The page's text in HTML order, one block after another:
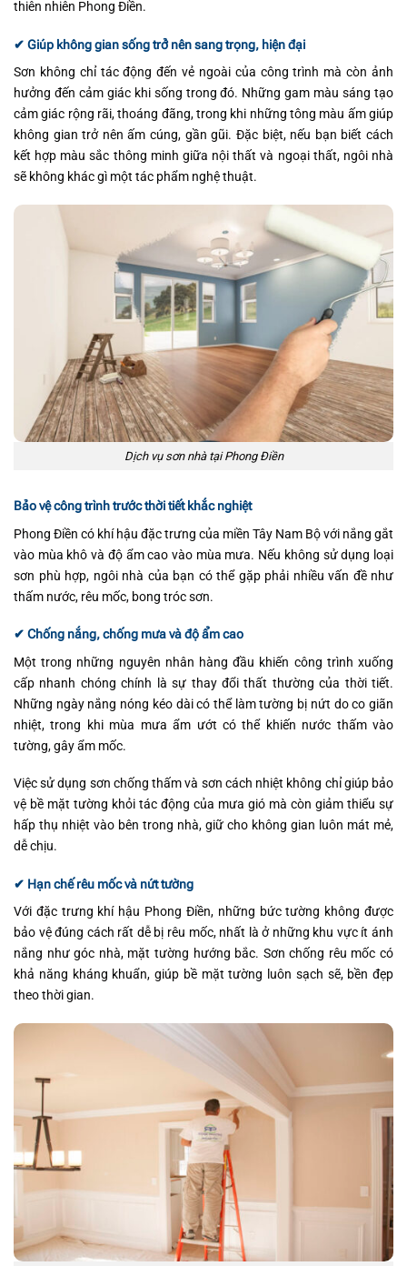
thiên nhiên Phong Điền.
✔ Giúp không gian sống trở nên sang trọng, hiện đại
Sơn không chỉ tác động đến vẻ ngoài của công trình mà còn ảnh
hưởng đến cảm giác khi sống trong đó. Những gam màu sáng tạo
cảm giác rộng rãi, thoáng đãng, trong khi những tông màu ấm giúp
không gian trở nên ấm cúng, gần gũi. Đặc biệt, nếu bạn biết cách
kết hợp màu sắc thông minh giữa nội thất và ngoại thất, ngôi nhà
sẽ không khác gì một tác phẩm nghệ thuật.
Dịch vụ sơn nhà tại Phong Điền
Bảo vệ công trình trước thời tiết khắc nghiệt
Phong Điền có khí hậu đặc trưng của miền Tây Nam Bộ với nắng gắt
vào mùa khô và độ ẩm cao vào mùa mưa. Nếu không sử dụng loại
sơn phù hợp, ngôi nhà của bạn có thể gặp phải nhiều vấn đề như
thấm nước, rêu mốc, bong tróc sơn.
✔ Chống nắng, chống mưa và độ ẩm cao
Một trong những nguyên nhân hàng đầu khiến công trình xuống
cấp nhanh chóng chính là sự thay đổi thất thường của thời tiết.
Những ngày nắng nóng kéo dài có thể làm tường bị nứt do co giãn
nhiệt, trong khi mùa mưa ẩm ướt có thể khiến nước thấm vào
tường, gây ẩm mốc.
Việc sử dụng sơn chống thấm và sơn cách nhiệt không chỉ giúp bảo
vệ bề mặt tường khỏi tác động của mưa gió mà còn giảm thiểu sự
hấp thụ nhiệt vào bên trong nhà, giữ cho không gian luôn mát mẻ,
dễ chịu.
✔ Hạn chế rêu mốc và nứt tường
Với đặc trưng khí hậu Phong Điền, những bức tường không được
bảo vệ đúng cách rất dễ bị rêu mốc, nhất là ở những khu vực ít ánh
nắng như góc nhà, mặt tường hướng bắc. Sơn chống rêu mốc có
khả năng kháng khuẩn, giúp bề mặt tường luôn sạch sẽ, bền đẹp
theo thời gian.